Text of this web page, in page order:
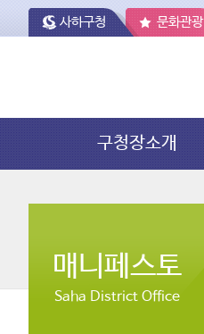
사하구청 문화관광
구청장소개
매니페스토
Saha District Office